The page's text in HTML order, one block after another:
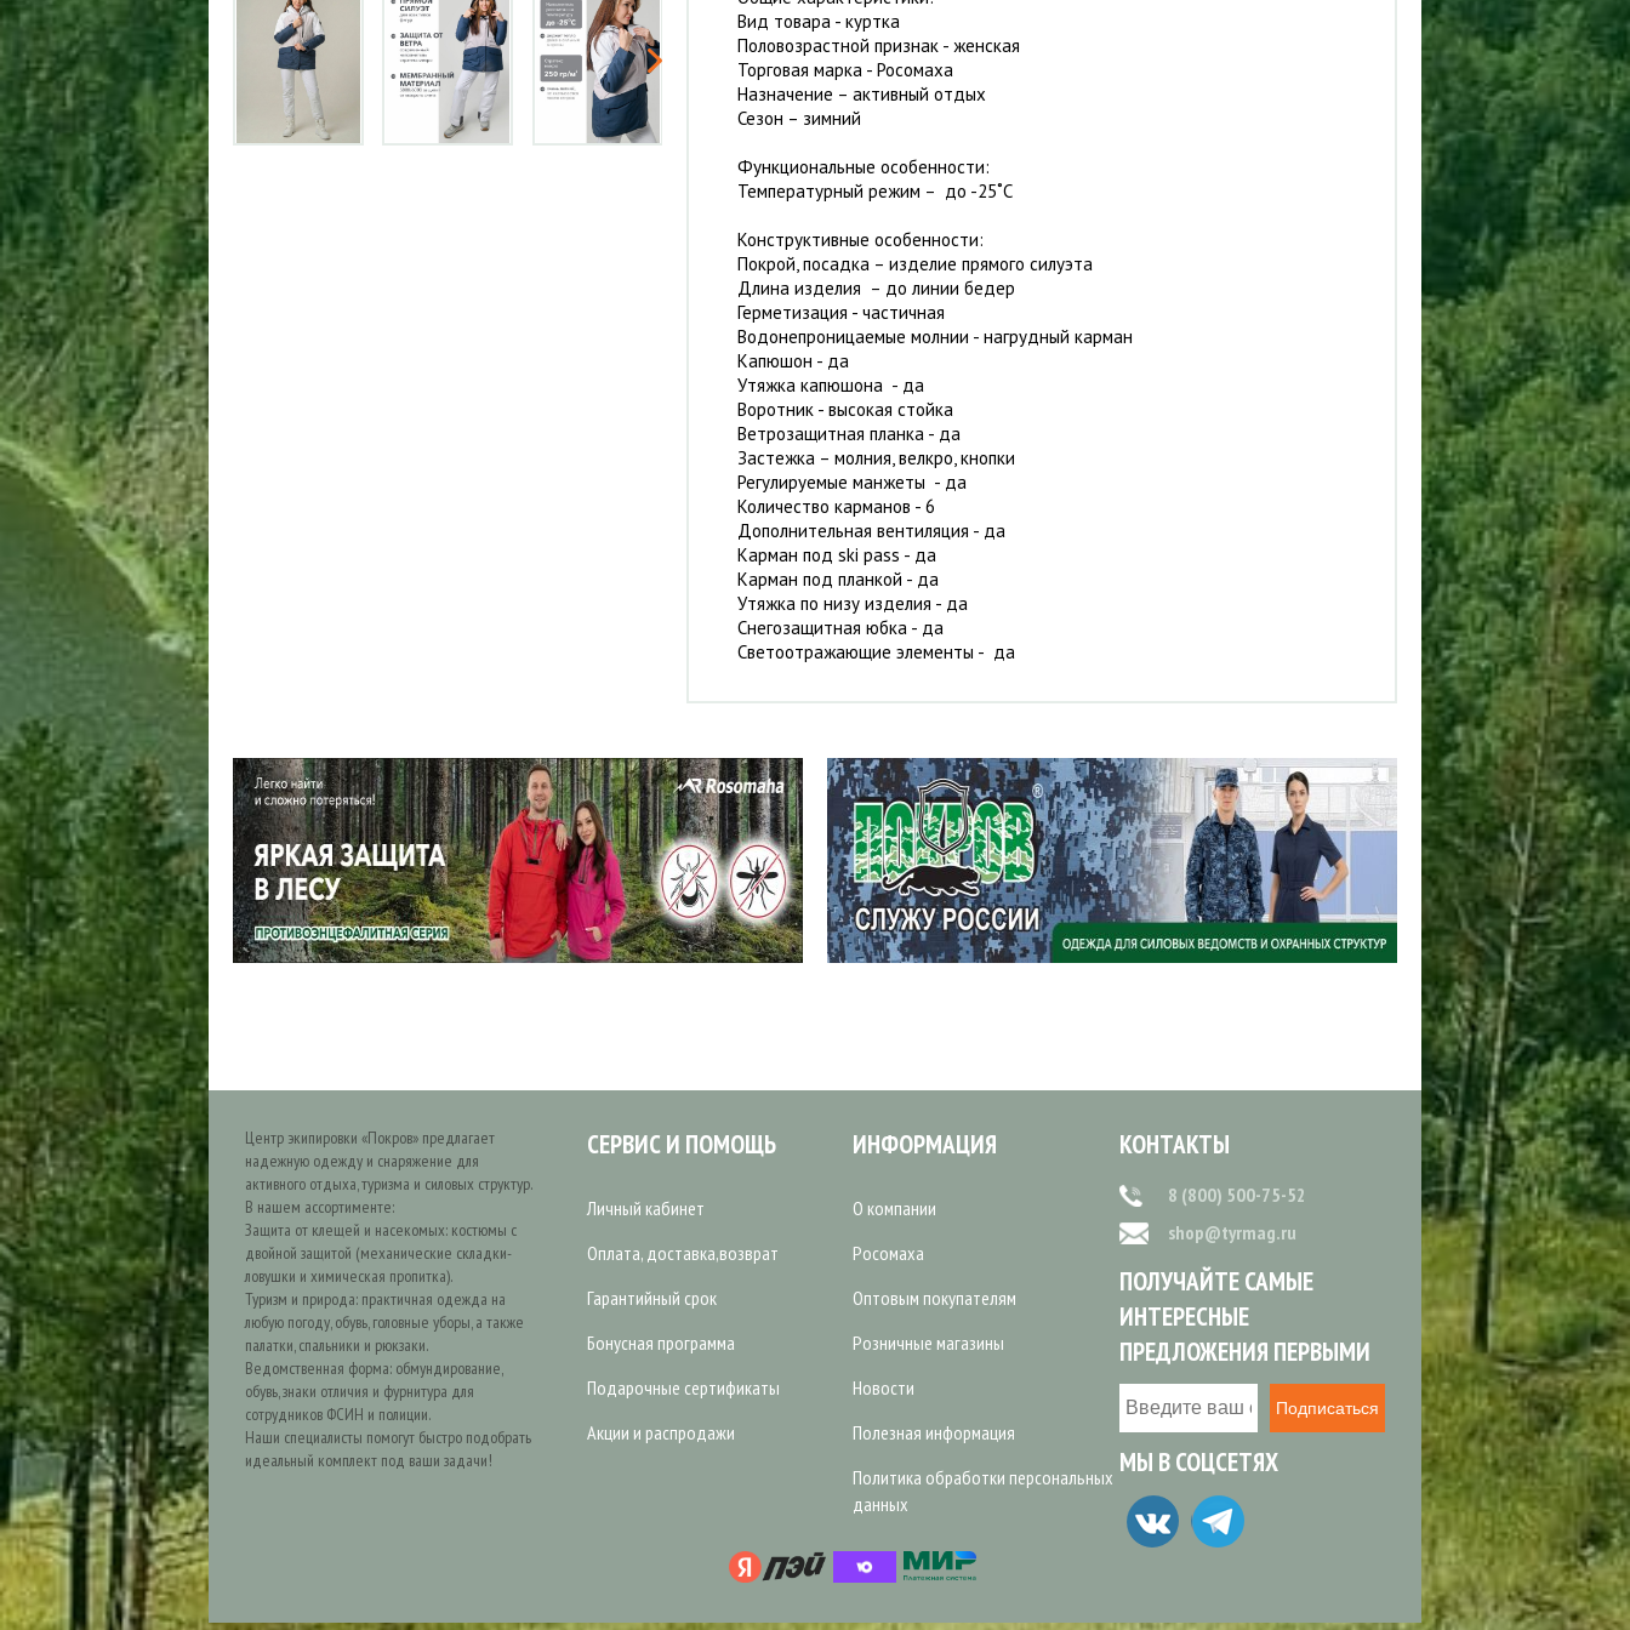
Вид товара - куртка
Половозрастной признак - женская
Торговая марка - Росомаха
Назначение – активный отдых
Сезон – зимний
Функциональные особенности:
Температурный режим – до -25˚С
Конструктивные особенности:
Покрой, посадка – изделие прямого силуэта
Длина изделия – до линии бедер
Герметизация - частичная
Водонепроницаемые молнии - нагрудный карман
Капюшон - да
Утяжка капюшона - да
Воротник - высокая стойка
Ветрозащитная планка - да
Застежка – молния, велкро, кнопки
Регулируемые манжеты - да
Количество карманов - 6
Дополнительная вентиляция - да
Карман под ski pass - да
Карман под планкой - да
Утяжка по низу изделия - да
Снегозащитная юбка - да
Светоотражающие элементы - да
Центр экипировки «Покров» предлагает
надежную одежду и снаряжение для
активного отдыха, туризма и силовых структур.
В нашем ассортименте:
Защита от клещей и насекомых: костюмы с
двойной защитой (механические складки-
ловушки и химическая пропитка).
Туризм и природа: практичная одежда на
любую погоду, обувь, головные уборы, а также
палатки, спальники и рюкзаки.
Ведомственная форма: обмундирование,
обувь, знаки отличия и фурнитура для
сотрудников ФСИН и полиции.
Наши специалисты помогут быстро подобрать
идеальный комплект под ваши задачи!
СЕРВИС И ПОМОЩЬ
Личный кабинет
Оплата, доставка,возврат
Гарантийный срок
Бонусная программа
Подарочные сертификаты
Акции и распродажи
ИНФОРМАЦИЯ
О компании
Росомаха
Оптовым покупателям
Розничные магазины
Новости
Полезная информация
Политика обработки персональных
данных
КОНТАКТЫ
8 (800) 500-75-52
shop@tyrmag.ru
ПОЛУЧАЙТЕ САМЫЕ
ИНТЕРЕСНЫЕ
ПРЕДЛОЖЕНИЯ ПЕРВЫМИ
Подписаться
МЫ В СОЦСЕТЯХ